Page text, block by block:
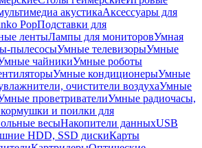
акустикаАксессуары для
PopПодставки для
лентыЛампы для мониторовУмная
пылесосыУмные телевизорыУмные
чайникиУмные роботы
Умные кондиционерыУмные
очистители воздухаУмные
проветривателиУмные радиочасы,
и поилки для
весыНакопители данныхUSB
HDD, SSD дискиКарты